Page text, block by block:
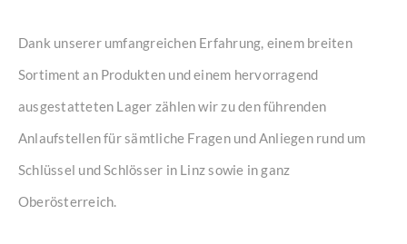
Dank unserer umfangreichen Erfahrung, einem breiten
Sortiment an Produkten und einem hervorragend
ausgestatteten Lager zählen wir zu den führenden
Anlaufstellen für sämtliche Fragen und Anliegen rund um
Schlüssel und Schlösser in Linz sowie in ganz
Oberösterreich.